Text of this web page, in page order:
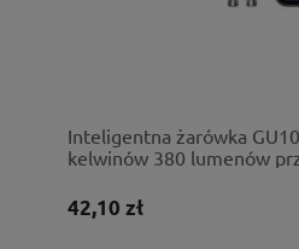
Inteligentna żarówka
kelwinów 380 lumenów
42,10 zł